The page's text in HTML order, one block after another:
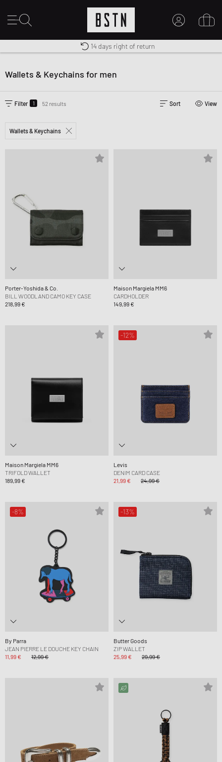
Worldwide Shipping
Premium Sportswear
14 days right of return
Wallets & Keychains for men
Filter 1 52 results Sort View
Wallets & Keychains
Porter-Yoshida & Co.
BILL WOODLAND CAMO KEY CASE
218,99 €
Maison Margiela MM6
CARDHOLDER
149,99 €
Maison Margiela MM6
TRIFOLD WALLET
189,99 €
-12%
Levis
DENIM CARD CASE
21,99 €
24,99 €
-8%
By Parra
JEAN PIERRE LE DOUCHE KEY CHAIN
11,99 €
12,99 €
-13%
Butter Goods
ZIP WALLET
25,99 €
29,99 €